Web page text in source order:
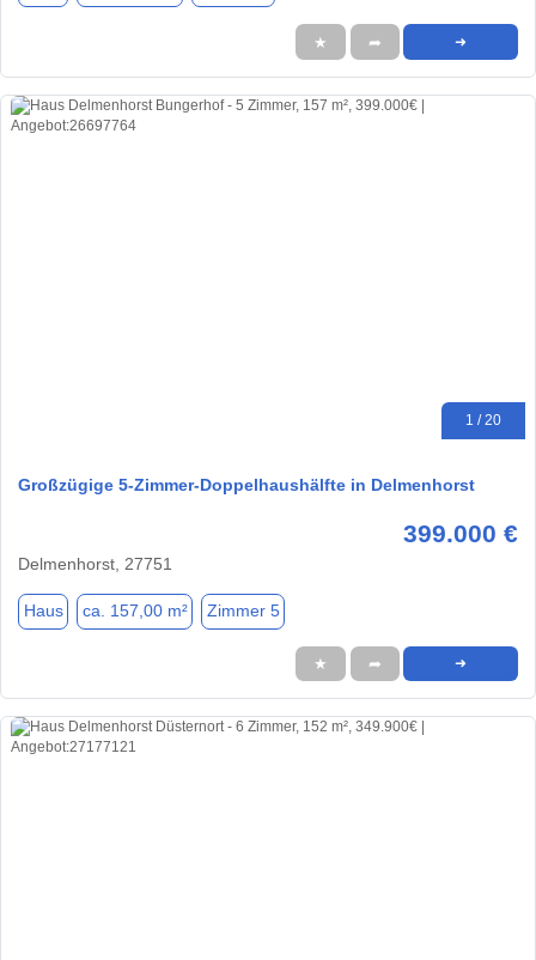
★ ➦ ➜
1 / 20
Großzügige 5-Zimmer-Doppelhaushälfte in Delmenhorst
399.000 €
Delmenhorst, 27751
Haus ca. 157,00 m² Zimmer 5
★ ➦ ➜